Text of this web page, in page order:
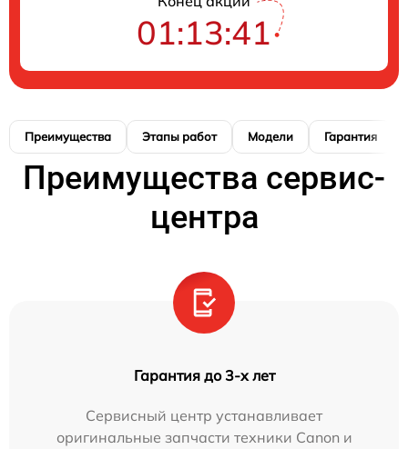
01:13:40
Преимущества Этапы работ Модели Гарантия
Преимущества сервис-
центра
Гарантия до 3-х лет
Сервисный центр устанавливает
оригинальные запчасти техники Canon и